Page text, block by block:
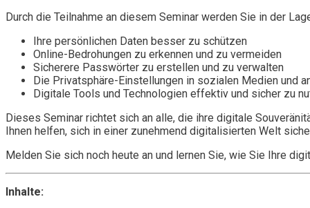
Durch die Teilnahme an diesem Seminar werden Sie in der
Ihre persönlichen Daten besser zu schützen
Online-Bedrohungen zu erkennen und zu vermeiden
Sicherere Passwörter zu erstellen und zu verwalten
Die Privatsphäre-Einstellungen in sozialen Medien und
Digitale Tools und Technologien effektiv und sicher zu
Dieses Seminar richtet sich an alle, die ihre digitale
Ihnen helfen, sich in einer zunehmend digitalisierten Welt
Melden Sie sich noch heute an und lernen Sie, wie Sie Ihre
Inhalte: